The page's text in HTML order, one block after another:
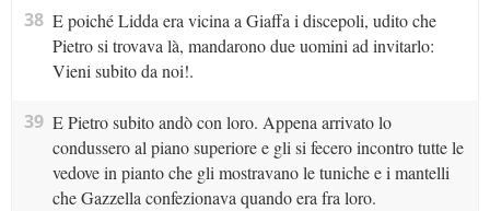
38 E poiché Lidda era vicina a Giaffa i discepoli, udito che
Pietro si trovava là, mandarono due uomini ad invitarlo:
Vieni subito da noi!.
39 E Pietro subito andò con loro. Appena arrivato lo
condussero al piano superiore e gli si fecero incontro tutte le
vedove in pianto che gli mostravano le tuniche e i mantelli
che Gazzella confezionava quando era fra loro.